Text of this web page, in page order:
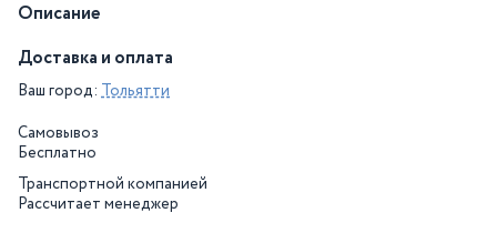
Описание
Доставка и оплата
Ваш город: Тольятти
Самовывоз
Бесплатно
Транспортной компанией
Рассчитает менеджер